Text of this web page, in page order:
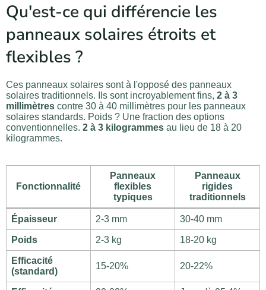
Qu'est-ce qui différencie les
panneaux solaires étroits et
flexibles ?
Ces panneaux solaires sont à l'opposé des panneaux
solaires traditionnels. Ils sont incroyablement fins, 2 à 3
millimètres contre 30 à 40 millimètres pour les panneaux
solaires standards. Poids ? Une fraction des options
conventionnelles. 2 à 3 kilogrammes au lieu de 18 à 20
kilogrammes.
Fonctionnalité
Panneaux
flexibles
typiques
Panneaux
rigides
traditionnels
Épaisseur 2-3 mm 30-40 mm
Poids 2-3 kg 18-20 kg
Efficacité
(standard)
15-20% 20-22%